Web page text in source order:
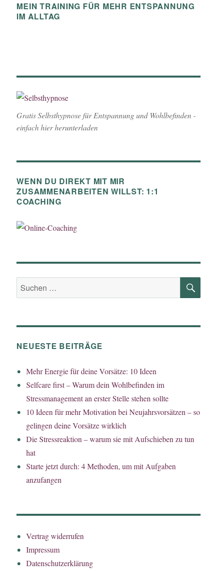
MEIN TRAINING FÜR MEHR ENTSPANNUNG
IM ALLTAG
Gratis Selbsthypnose für Entspannung und Wohlbefinden -
einfach hier herunterladen
WENN DU DIREKT MIT MIR
ZUSAMMENARBEITEN WILLST: 1:1
COACHING
Suchen
nach:
NEUESTE BEITRÄGE
Mehr Energie für deine Vorsätze: 10 Ideen
Selfcare first – Warum dein Wohlbefinden im
Stressmanagement an erster Stelle stehen sollte
10 Ideen für mehr Motivation bei Neujahrsvorsätzen – so
gelingen deine Vorsätze wirklich
Die Stressreaktion – warum sie mit Aufschieben zu tun
hat
Starte jetzt durch: 4 Methoden, um mit Aufgaben
anzufangen
Vertrag widerrufen
Impressum
Datenschutzerklärung